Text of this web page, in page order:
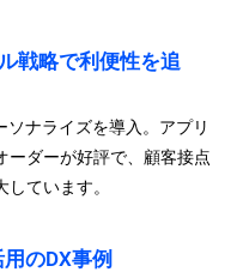
戦略で利便性を追
ナライズを導入。アプリ
ーダーが好評で、顧客接点
ています。
のDX事例